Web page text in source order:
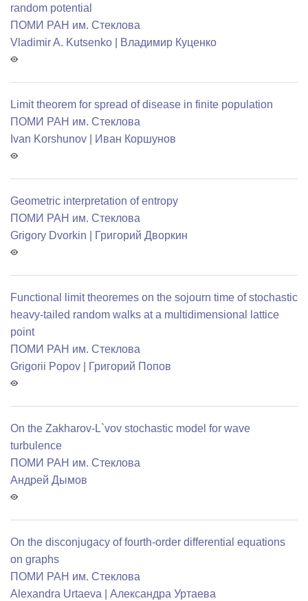
random potential
ПОМИ РАН им. Стеклова
Vladimir A. Kutsenko | Владимир Куценко
Limit theorem for spread of disease in finite population
ПОМИ РАН им. Стеклова
Ivan Korshunov | Иван Коршунов
Geometric interpretation of entropy
ПОМИ РАН им. Стеклова
Grigory Dvorkin | Григорий Дворкин
Functional limit theoremes on the sojourn time of stochastic
heavy-tailed random walks at a multidimensional lattice
point
ПОМИ РАН им. Стеклова
Grigorii Popov | Григорий Попов
On the Zakharov-L`vov stochastic model for wave
turbulence
ПОМИ РАН им. Стеклова
Андрей Дымов
On the disconjugacy of fourth-order differential equations
on graphs
ПОМИ РАН им. Стеклова
Alexandra Urtaeva | Александра Уртаева